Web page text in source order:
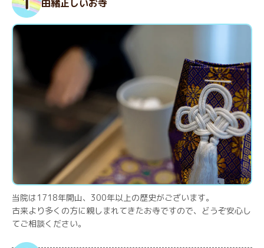
由緒正しいお寺
当院は1718年開山、300年以上の歴史がございます。
古来より多くの方に親しまれてきたお寺ですので、どうぞ安心し
てご相談ください。